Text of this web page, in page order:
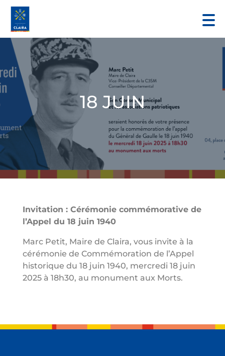
18 JUIN
Invitation : Cérémonie commémorative de
l’Appel du 18 juin 1940
Marc Petit, Maire de Claira, vous invite à la
cérémonie de Commémoration de l’Appel
historique du 18 juin 1940, mercredi 18 juin
2025 à 18h30, au monument aux Morts.